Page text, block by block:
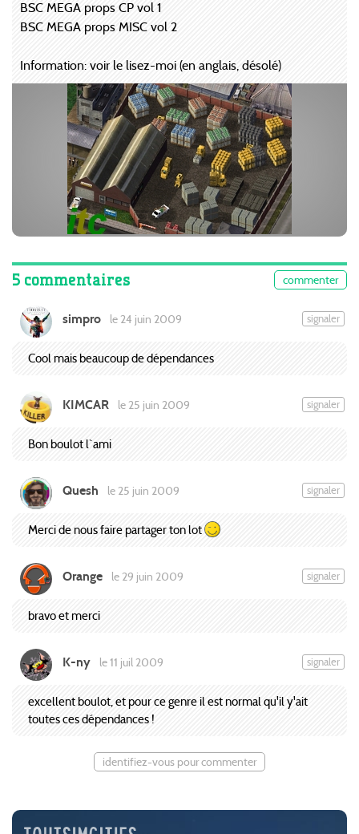
BSC MEGA props CP vol 1
BSC MEGA props MISC vol 2
Information: voir le lisez-moi (en anglais, désolé)
5 commentaires commenter
simpro le 24 juin 2009 signaler
Cool mais beaucoup de dépendances
KIMCAR le 25 juin 2009 signaler
Bon boulot l`ami
Quesh le 25 juin 2009 signaler
Merci de nous faire partager ton lot
Orange le 29 juin 2009 signaler
bravo et merci
K-ny le 11 juil 2009 signaler
excellent boulot, et pour ce genre il est normal qu'il y'ait
toutes ces dépendances !
identifiez-vous pour commenter